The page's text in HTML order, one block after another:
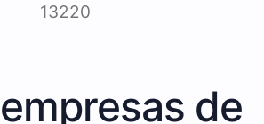
13220
de